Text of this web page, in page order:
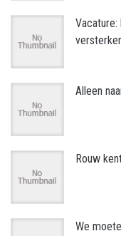
Vacature:
Alleen
Rouw
We